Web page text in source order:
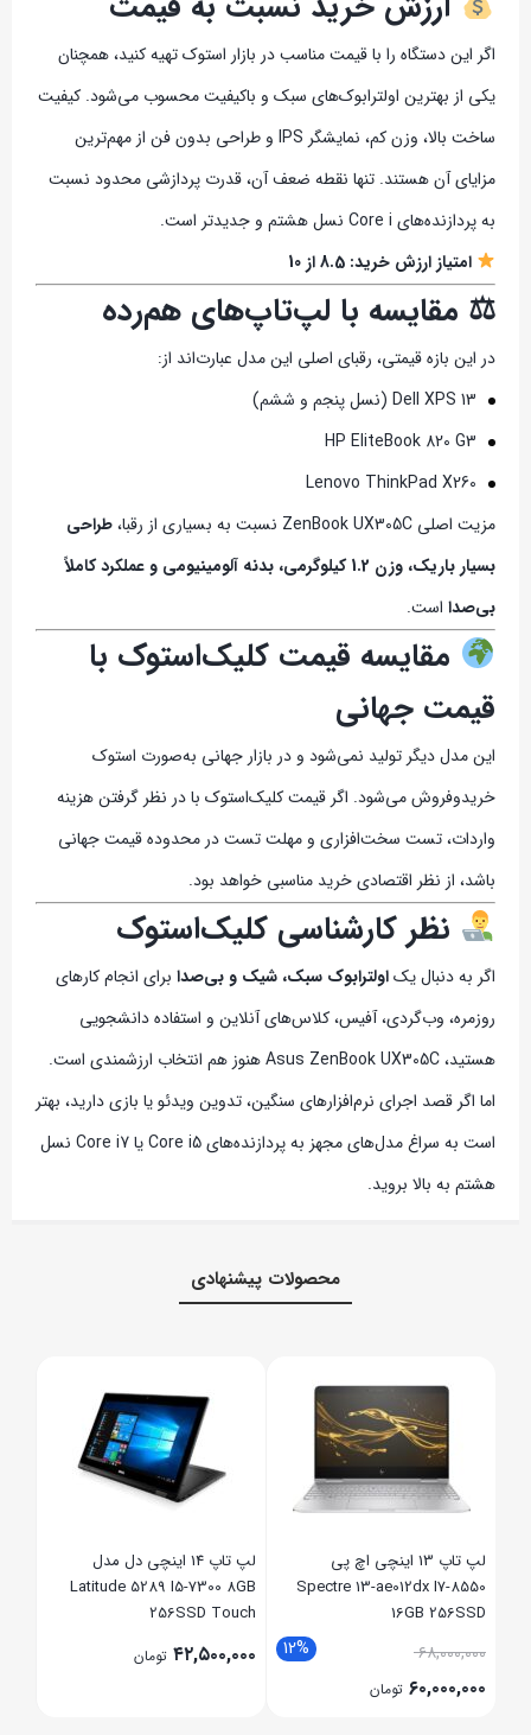
اگر این دستگاه را با قیمت مناسب در بازار استوک تهیه کنید، همچنان
یکی از بهترین اولترابوک‌های سبک و باکیفیت محسوب می‌شود. کیفیت
ساخت بالا، وزن کم، نمایشگر IPS و طراحی بدون فن از مهم‌ترین
مزایای آن هستند. تنها نقطه ضعف آن، قدرت پردازشی محدود نسبت
به پردازنده‌های Core i نسل هشتم و جدیدتر است.
امتیاز ارزش خرید: 8.5 از 10
⚖ مقایسه با لپ‌تاپ‌های هم‌رده
در این بازه قیمتی، رقبای اصلی این مدل عبارت‌اند از:
Dell XPS 13 (نسل پنجم و ششم)
HP EliteBook 820 G3
Lenovo ThinkPad X260
مزیت اصلی ZenBook UX305C نسبت به بسیاری از رقبا،
طراحی
بسیار باریک، وزن 1.2 کیلوگرمی، بدنه آلومینیومی و عملکرد کاملاً
بی‌صدا است.
مقایسه قیمت کلیک‌استوک با
قیمت جهانی
این مدل دیگر تولید نمی‌شود و در بازار جهانی به‌صورت استوک
خریدوفروش می‌شود. اگر قیمت کلیک‌استوک با در نظر گرفتن هزینه
واردات، تست سخت‌افزاری و مهلت تست در محدوده قیمت جهانی
باشد، از نظر اقتصادی خرید مناسبی خواهد بود.
نظر کارشناسی کلیک‌استوک
اگر به دنبال یکاولترابوک سبک، شیک و بی‌صدا برای انجام کارهای
روزمره، وب‌گردی، آفیس، کلاس‌های آنلاین و استفاده دانشجویی
هستید، Asus ZenBook UX305C هنوز هم انتخاب ارزشمندی است.
اما اگر قصد اجرای نرم‌افزارهای سنگین، تدوین ویدئو یا بازی دارید، بهتر
است به سراغ مدل‌های مجهز به پردازنده‌های Core i5 یا Core i7 نسل
هشتم به بالا بروید.
محصولات پیشنهادی
لپ تاپ 14 اینچی دل مدل
Latitude 5289 I5-7300 8GB
256SSD Touch
۴۲,۵۰۰,۰۰۰ تومان
Thinkpad T460 I5-6300 8GB
۳۲,۰۰۰,۰۰۰ تومان